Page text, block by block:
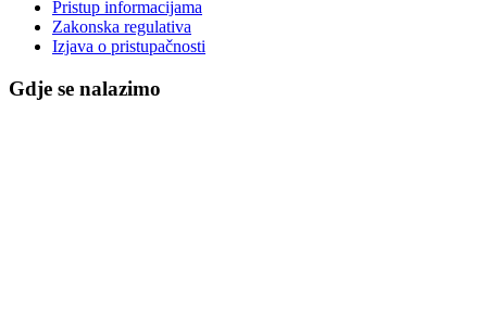
Pristup informacijama
Zakonska regulativa
Izjava o pristupačnosti
Gdje se nalazimo